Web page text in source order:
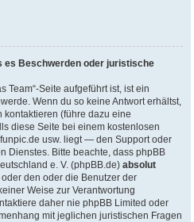
es Beschwerden oder juristische
Team“-Seite aufgeführt ist, ist ein
Wenn du so keine Antwort erhältst,
kontaktieren (führe dazu eine
diese Seite bei einem kostenlosen
usw. liegt — den Support oder
Dienstes. Bitte beachte, dass phpBB
e. V. (phpBB.de)absolut
den oder die Benutzer der
Weise zur Verantwortung
daher nie phpBB Limited oder
mit jeglichen juristischen Fragen